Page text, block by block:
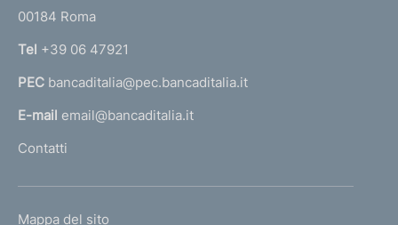
r
n
a
l
'
00184 Roma
Tel +39 06 47921
PEC bancaditalia@pec.bancaditalia.it
E-mail email@bancaditalia.it
Contatti
L
Mappa del sito